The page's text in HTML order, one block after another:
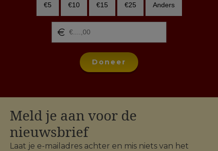
€5 €10 €15 €25 Anders
Doneer
Meld je aan voor de
nieuwsbrief
Laat je e-mailadres achter en mis niets van het